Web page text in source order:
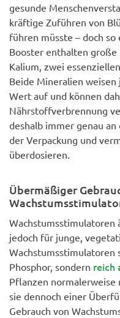
gesunde
kräftige Zuführen von
führen müsste – doch
Booster enthalten große
Kalium, zwei
Beide Mineralien weisen
Wert auf und können
Nährstoffverbrennung
deshalb immer genau
der Verpackung und
überdosieren.
Übermäßiger
Wachstumsstimulatoren
jedoch für junge,
Wachstumsstimulatoren
Phosphor, sondern reich
Pflanzen normalerweise
sie dennoch einer
Gebrauch von